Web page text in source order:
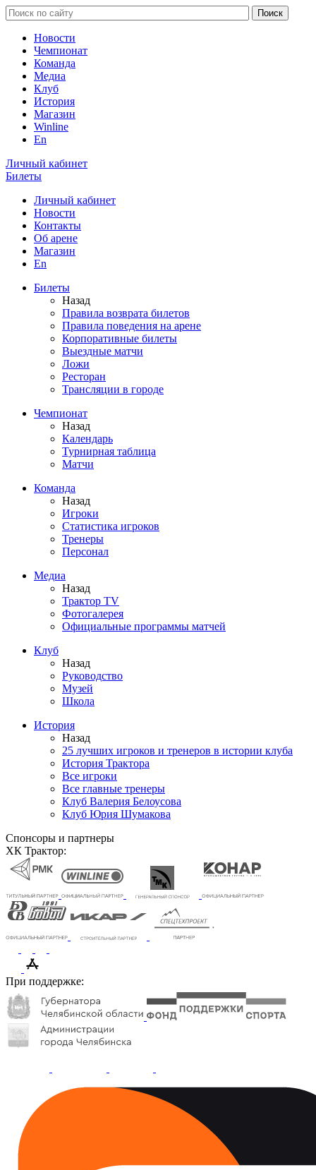
Новости
Чемпионат
Команда
Медиа
Клуб
История
Магазин
Winline
En
Личный кабинет
Билеты
Личный кабинет
Новости
Контакты
Об арене
Магазин
En
Билеты
Назад
Правила возврата билетов
Правила поведения на арене
Корпоративные билеты
Выездные матчи
Ложи
Ресторан
Трансляции в городе
Чемпионат
Назад
Календарь
Турнирная таблица
Матчи
Команда
Назад
Игроки
Статистика игроков
Тренеры
Персонал
Медиа
Назад
Трактор TV
Фотогалерея
Официальные программы матчей
Клуб
Назад
Руководство
Музей
Школа
История
Назад
25 лучших игроков и тренеров в истории клуба
История Трактора
Все игроки
Все главные тренеры
Клуб Валерия Белоусова
Клуб Юрия Шумакова
Спонсоры и партнеры
ХК Трактор:
При поддержке: